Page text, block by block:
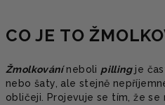
CO JE TO
Žmolkováníneboli pillingje
nebo šaty, ale stejně
obličeji. Projevuje se tím, že se